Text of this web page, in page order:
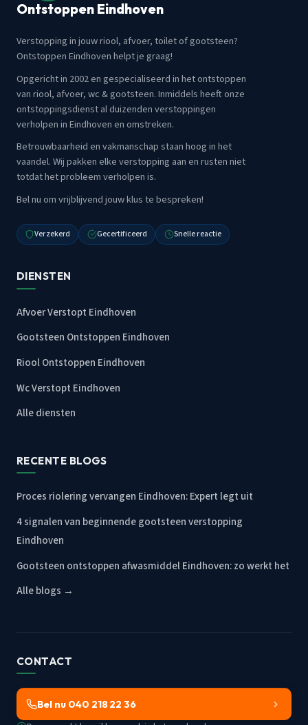
Ontstoppen Eindhoven
Verstopping in jouw riool, afvoer, toilet of gootsteen?
Ontstoppen Eindhoven helpt je graag!
Opgericht in 2002 en gespecialiseerd in het ontstoppen
van riool, afvoer, wc & gootsteen. Inmiddels heeft onze
ontstoppingsdienst al duizenden verstoppingen
verholpen in Eindhoven en omstreken.
Betrouwbaarheid en vakmanschap staan hoog in het
vaandel. Wij pakken elke verstopping aan en rusten niet
totdat het probleem verholpen is.
Bel nu om vrijblijvend jouw klus te bespreken!
Verzekerd Gecertificeerd Snelle reactie
DIENSTEN
Afvoer Verstopt Eindhoven
Gootsteen Ontstoppen Eindhoven
Riool Ontstoppen Eindhoven
Wc Verstopt Eindhoven
Alle diensten
RECENTE BLOGS
Proces riolering vervangen Eindhoven: Expert legt uit
4 signalen van beginnende gootsteen verstopping
Eindhoven
Gootsteen ontstoppen afwasmiddel Eindhoven: zo werkt het
Alle blogs →
CONTACT
Bel nu 040 218 22 36